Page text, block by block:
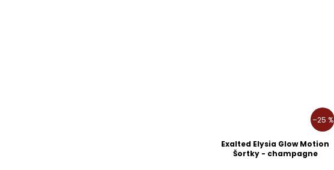
–25 %
Exalted Elysia Glow Motion
Šortky - champagne